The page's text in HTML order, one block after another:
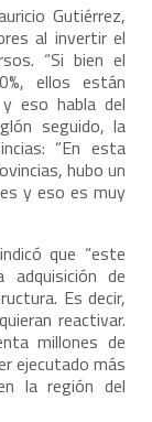
Gutiérrez,
al invertir el
“Si bien el
ellos están
eso habla del
seguido, la
“En esta
hubo un
y eso es muy
que “este
adquisición de
Es decir,
reactivar.
millones de
ejecutado más
la región del